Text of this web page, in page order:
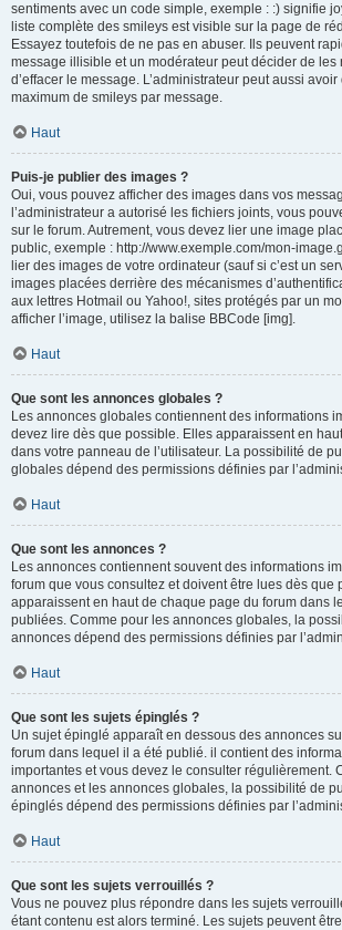
sentiments avec un code simple, exemple : :) signifie
liste complète des smileys est visible sur la page de
Essayez toutefois de ne pas en abuser. Ils peuvent
message illisible et un modérateur peut décider de les
d’effacer le message. L’administrateur peut aussi
maximum de smileys par message.
Haut
Puis-je publier des images ?
Oui, vous pouvez afficher des images dans vos
l’administrateur a autorisé les fichiers joints, vous
sur le forum. Autrement, vous devez lier une image
public, exemple : http://www.exemple.com/mon-
lier des images de votre ordinateur (sauf si c’est un
images placées derrière des mécanismes
aux lettres Hotmail ou Yahoo!, sites protégés par un
afficher l’image, utilisez la balise BBCode [img].
Haut
Que sont les annonces globales ?
Les annonces globales contiennent des informations
devez lire dès que possible. Elles apparaissent en
dans votre panneau de l’utilisateur. La possibilité de
globales dépend des permissions définies par
Haut
Que sont les annonces ?
Les annonces contiennent souvent des informations
forum que vous consultez et doivent être lues dès que
apparaissent en haut de chaque page du forum dans
publiées. Comme pour les annonces globales, la
annonces dépend des permissions définies par
Haut
Que sont les sujets épinglés ?
Un sujet épinglé apparaît en dessous des annonces
forum dans lequel il a été publié. il contient des
importantes et vous devez le consulter régulièrement.
annonces et les annonces globales, la possibilité de
épinglés dépend des permissions définies par
Haut
Que sont les sujets verrouillés ?
Vous ne pouvez plus répondre dans les sujets
étant contenu est alors terminé. Les sujets peuvent